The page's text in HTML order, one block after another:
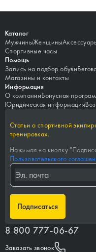
Каталог
МужчиныЖенщины
Спортивные часы
Помощь
Запись на подбор обуви
Магазины и контакты
Информация
О компанииБонусная
Юридическая информация
Статьи о спортивной
тренировках.
Нажимая на кнопку "
Пользовательского
Подписаться
8 800 777-06-67
Заказать звонок